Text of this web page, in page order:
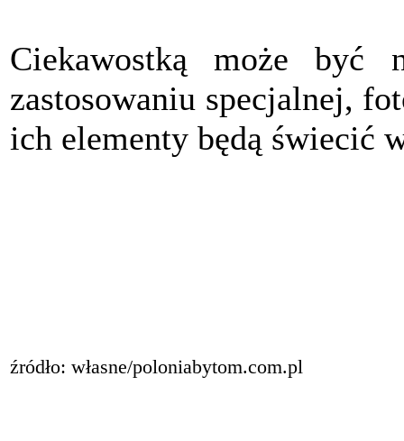
Ciekawostką może być
zastosowaniu specjalnej,
ich elementy będą świecić
źródło: własne/poloniabytom.com.pl